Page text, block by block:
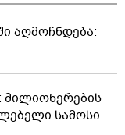
აღმოჩნდება:
მილიონერების
სამოსი